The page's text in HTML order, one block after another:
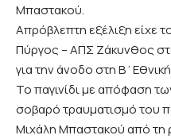
Μπαστακού.
Απρόβλεπτη εξέλιξη είχε
Πύργος – ΑΠΣ Ζάκυνθος
για την άνοδο στη
Το παγινίδι με απόφαση
σοβαρό τραυματισμό του
Μιχάλη Μπαστακού από τη